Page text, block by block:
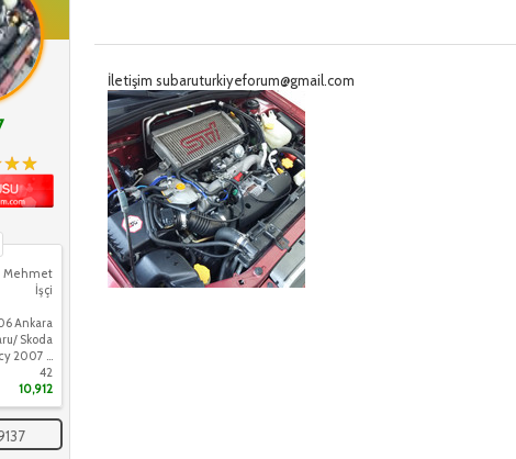
Mehmet
İşçi
Ankara
Skoda
2007 / Skoda Octavia 2016
42
10,912
İletişim subaruturkiyeforum@gmail.com